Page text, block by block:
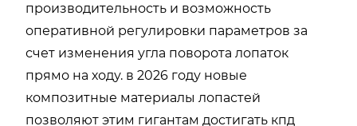
производительность и возможность
оперативной регулировки параметров за
счет изменения угла поворота лопаток
прямо на ходу. в 2026 году новые
композитные материалы лопастей
позволяют этим гигантам достигать кпд